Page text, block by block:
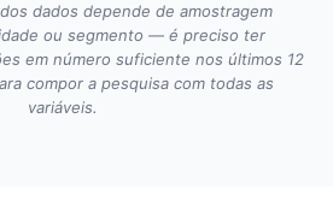
dados depende de amostragem
ou segmento — é preciso ter
em número suficiente nos últimos 12
compor a pesquisa com todas as
variáveis.